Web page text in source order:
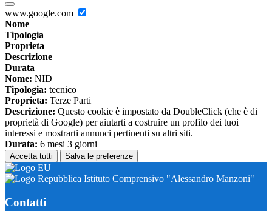
www.google.com
Nome
Tipologia
Proprieta
Descrizione
Durata
Nome: NID
Tipologia: tecnico
Proprieta: Terze Parti
Descrizione: Questo cookie è impostato da DoubleClick (che è di
proprietà di Google) per aiutarti a costruire un profilo dei tuoi
interessi e mostrarti annunci pertinenti su altri siti.
Durata: 6 mesi 3 giorni
Accetta tutti Salva le preferenze
Istituto Comprensivo "Alessandro Manzoni"
Contatti